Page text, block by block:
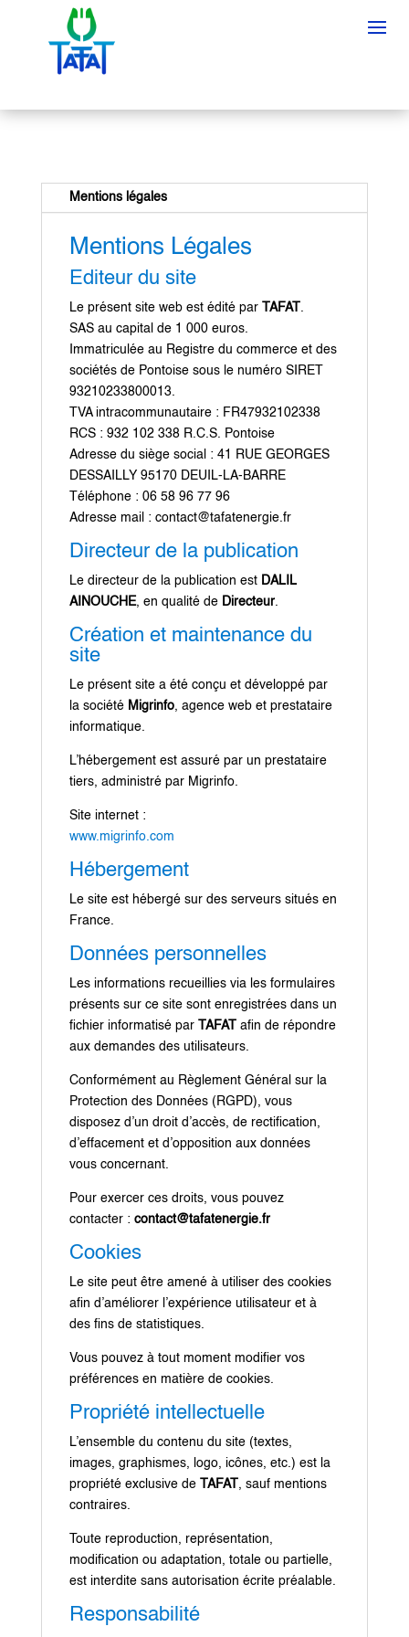
Mentions légales
Mentions Légales
Editeur du site
Le présent site web est édité par TAFAT.
SAS au capital de 1 000 euros.
Immatriculée au Registre du commerce et des
sociétés de Pontoise sous le numéro SIRET
93210233800013.
TVA intracommunautaire : FR47932102338
RCS : 932 102 338 R.C.S. Pontoise
Adresse du siège social : 41 RUE GEORGES
DESSAILLY 95170 DEUIL-LA-BARRE
Téléphone : 06 58 96 77 96
Adresse mail : contact@tafatenergie.fr
Directeur de la publication
Le directeur de la publication est DALIL
AINOUCHE, en qualité de Directeur.
Création et maintenance du
site
Le présent site a été conçu et développé par
la société Migrinfo, agence web et prestataire
informatique.
L’hébergement est assuré par un prestataire
tiers, administré par Migrinfo.
Site internet :
www.migrinfo.com
Hébergement
Le site est hébergé sur des serveurs situés en
France.
Données personnelles
Les informations recueillies via les formulaires
présents sur ce site sont enregistrées dans un
fichier informatisé par TAFATafin de répondre
aux demandes des utilisateurs.
Conformément au Règlement Général sur la
Protection des Données (RGPD), vous
disposez d’un droit d’accès, de rectification,
d’effacement et d’opposition aux données
vous concernant.
Pour exercer ces droits, vous pouvez
contacter : contact@tafatenergie.fr
Cookies
Le site peut être amené à utiliser des cookies
afin d’améliorer l’expérience utilisateur et à
des fins de statistiques.
Vous pouvez à tout moment modifier vos
préférences en matière de cookies.
Propriété intellectuelle
L’ensemble du contenu du site (textes,
images, graphismes, logo, icônes, etc.) est la
propriété exclusive de TAFAT, sauf mentions
contraires.
Toute reproduction, représentation,
modification ou adaptation, totale ou partielle,
est interdite sans autorisation écrite préalable.
Responsabilité